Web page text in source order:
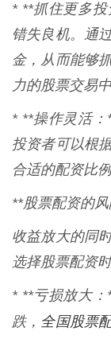
* **抓住更多
错失良机。通
金，从而能够
力的股票交易中
* **操作灵活：
投资者可以根
合适的配资比
**股票配资的
收益放大的同
选择股票配资
* **亏损放大
跌， 全国股票